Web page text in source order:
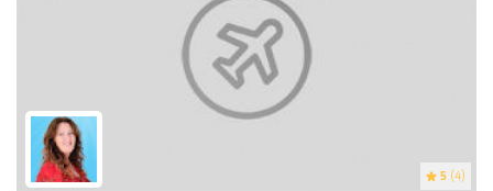
5 (4)